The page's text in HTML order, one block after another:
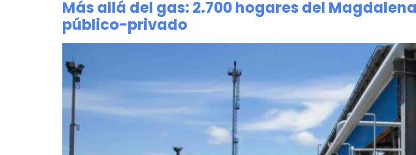
Más allá del gas: 2.700 hogares del
público-privado